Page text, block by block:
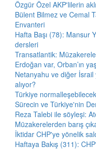
Özgür Özel AKP'lilerin
Bülent Bilmez ve Cemal
Envanteri
Hafta Başı (78): Mansur
dersleri
Transatlantik:
Erdoğan var, Orban’ın
Netanyahu ve diğer
alıyor?
Türkiye
Sürecin ve Türkiye'nin
Reza Talebi ile söyleşi:
Müzakerelerden barış
İktidar CHP'ye yönelik
Haftaya Bakış (311):